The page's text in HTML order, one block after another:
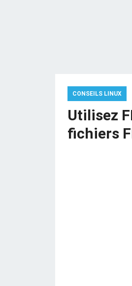
CONSEILS LINUX
Utilisez
fichiers